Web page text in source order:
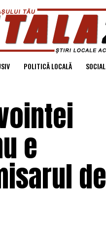
POLITICĂ LOCALĂ SOCIAL
e
de